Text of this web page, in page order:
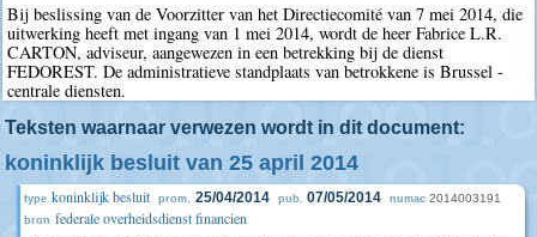
Bij beslissing van de Voorzitter van het Directiecomité van 7 mei 2014, die
uitwerking heeft met ingang van 1 mei 2014, wordt de heer Fabrice L.R.
CARTON, adviseur, aangewezen in een betrekking bij de dienst
FEDOREST. De administratieve standplaats van betrokkene is Brussel -
centrale diensten.
Teksten waarnaar verwezen wordt in dit document:
koninklijk besluit van 25 april 2014
type koninklijk besluit prom. 25/04/2014 pub. 07/05/2014 numac 2014003191
bron federale overheidsdienst financien